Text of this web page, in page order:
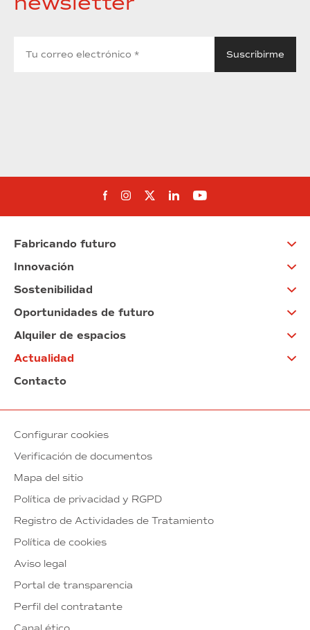
Síguenos en Facebook
Síguenos en Instagram
Síguenos en Twitter
Síguenos en Linkedin
Síguenos en
Fabricando futuro
Innovación
Sostenibilidad
Oportunidades de futuro
Alquiler de espacios
Actualidad
Contacto
Configurar cookies
Verificación de documentos
Mapa del sitio
Política de privacidad y RGPD
Registro de Actividades de Tratamiento
Política de cookies
Aviso legal
Portal de transparencia
Perfil del contratante